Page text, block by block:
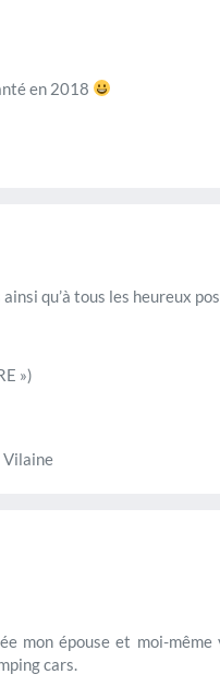
en 2018
qu’à tous les heureux
»)
mon épouse et moi-
cars.